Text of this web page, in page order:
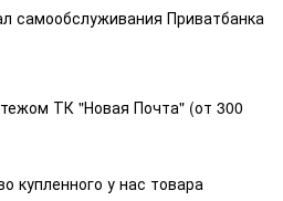
самообслуживания Приватбанка
ТК "Новая Почта" (от 300
купленного у нас товара